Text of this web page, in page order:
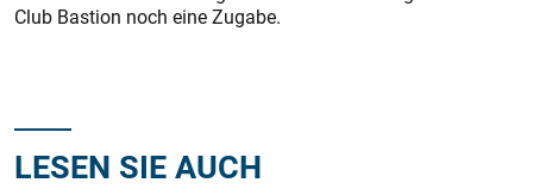
Club Bas­tion noch eine Zugabe.
LESEN SIE AUCH